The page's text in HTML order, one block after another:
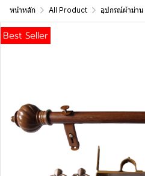
หน้าหลัก All Product อุปกรณ์ผ้าม่าน
Best Seller